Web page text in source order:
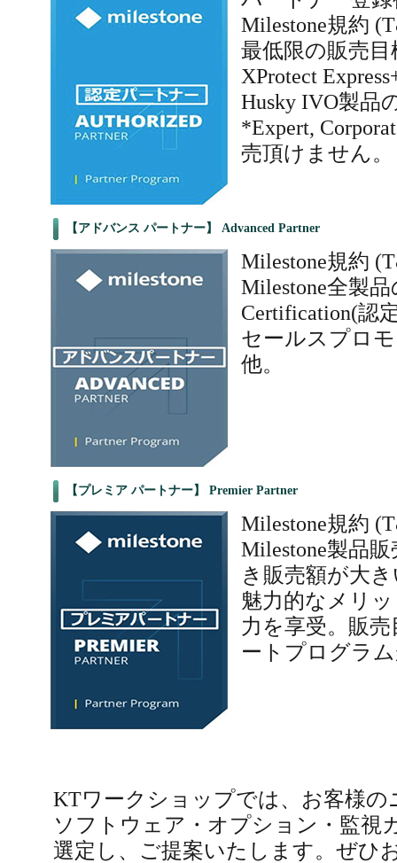
Milestone規約
最低限の販売
XProtect
Husky IVO製品
*Expert,
売頂けません。
【アドバンス パートナー】 Advanced Partner
Milestone規約
Milestone全製
Certification(認
セールスプロ
他。
【プレミア パートナー】 Premier Partner
Milestone規約
Milestone製品
き販売額が大
魅力的なメリ
力を享受。販
ートプログラ
KTワークショップでは、お客様の
ソフトウェア・オプション・監視
選定し、ご提案いたします。ぜひ